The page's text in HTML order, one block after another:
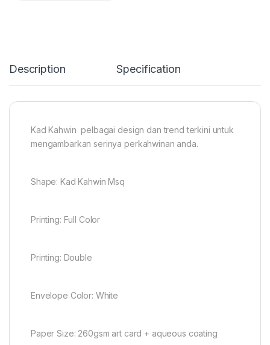
Description Specification
Kad Kahwin pelbagai design dan trend terkini untuk
mengambarkan serinya perkahwinan anda.
Shape: Kad Kahwin Msq
Printing: Full Color
Printing: Double
Envelope Color: White
Paper Size: 260gsm art card + aqueous coating